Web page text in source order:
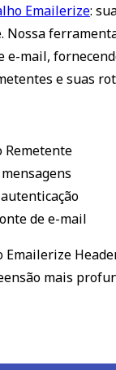
Emailerize:
Nossa
e-mail,
e suas
Remetente
de e-mail
Emailerize
mais